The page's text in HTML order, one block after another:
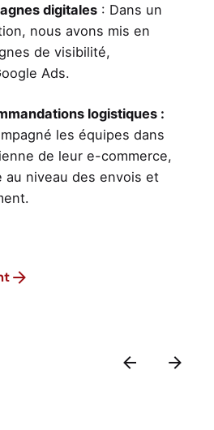
digitales : Dans un
nous avons mis en
de visibilité,
Ads.
logistiques :
les équipes dans
de leur e-commerce,
au niveau des envois et